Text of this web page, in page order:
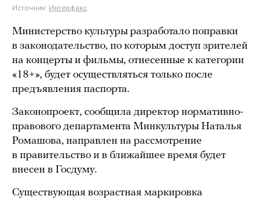
Источник: Интерфакс
Министерство культуры разработало поправки
в законодательство, по которым доступ зрителей
на концерты и фильмы, отнесенные к категории
«18+», будет осуществляться только после
предъявления паспорта.
Законопроект, сообщила директор нормативно-
правового департамента Минкультуры Наталья
Ромашова, направлен на рассмотрение
в правительство и в ближайшее время будет
внесен в Госдуму.
Существующая возрастная маркировка